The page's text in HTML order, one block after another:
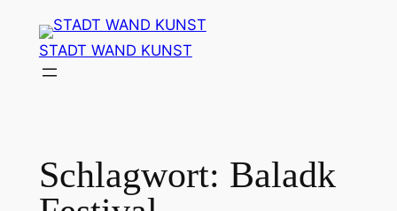
Inhalt
springen
STADT WAND KUNST
Schlagwort: Baladk